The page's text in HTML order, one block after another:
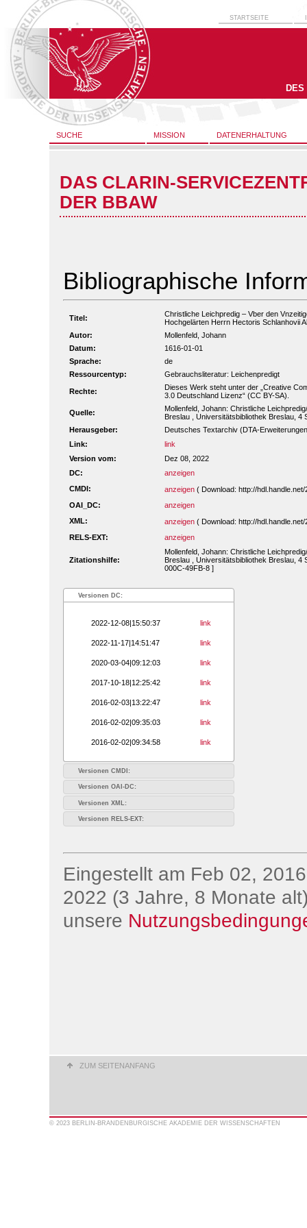
STARTSEITE
SUCHE MISSION DATENERHALTUNG
DAS CLARIN-
DER BBAW
Bibliographische
Titel:
Christliche Leichpredig – Vber den
Hochgelärten Herrn Hectoris Schlanhovii
Autor:
Mollenfeld, Johann
Datum:
1616-01-01
Sprache:
de
Ressourcentyp:
Gebrauchsliteratur: Leichenpredigt
Rechte:
Dieses Werk steht unter der „Creative
3.0 Deutschland Lizenz“ (CC BY-SA).
Quelle:
Mollenfeld, Johann: Christliche
Breslau , Universitätsbibliothek Breslau, 4
Herausgeber:
Deutsches Textarchiv (DTA-
Link:
link
Version vom:
Dez 08, 2022
DC:
anzeigen
CMDI:
anzeigen ( Download: http://
OAI_DC:
anzeigen
XML:
anzeigen ( Download: http://
RELS-EXT:
anzeigen
Zitationshilfe:
Mollenfeld, Johann: Christliche
Breslau , Universitätsbibliothek Breslau, 4
000C-49FB-8 ]
Versionen DC:
2022-12-08|15:50:37 link
2022-11-17|14:51:47 link
2020-03-04|09:12:03 link
2017-10-18|12:25:42 link
2016-02-03|13:22:47 link
2016-02-02|09:35:03 link
2016-02-02|09:34:58 link
Versionen CMDI:
Versionen OAI-DC:
Versionen XML:
Versionen RELS-EXT:
Eingestellt am Feb 02,
2022 (3 Jahre, 8 Monate
unsere
ZUM SEITENANFANG
© 2023 BERLIN-BRANDENBURGISCHE AKADEMIE DER WISSENSCHAFTEN